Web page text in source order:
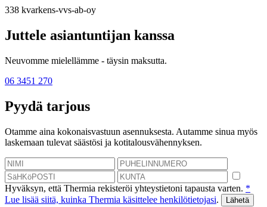
338 kvarkens-vvs-ab-oy
Juttele asiantuntijan kanssa
Neuvomme mielellämme - täysin maksutta.
06 3451 270
Pyydä tarjous
Otamme aina kokonaisvastuun asennuksesta. Autamme sinua myös
laskemaan tulevat säästösi ja kotitalousvähennyksen.
Hyväksyn, että Thermia rekisteröi yhteystietoni tapausta varten. *
Lue lisää siitä, kuinka Thermia käsittelee henkilötietojasi.